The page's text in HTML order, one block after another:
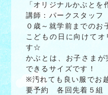
「オリジナルかぶとを
講師：パークスタッフ
０歳～就学前までのお
こどもの日に向けて
す☆
かぶとは、お子さま
できるサイズです！
※汚れても良い服でお
要予約 各回先着５組